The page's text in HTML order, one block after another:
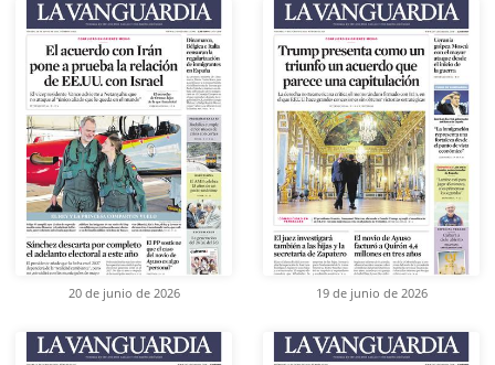
20 de junio de 2026 19 de junio de 2026